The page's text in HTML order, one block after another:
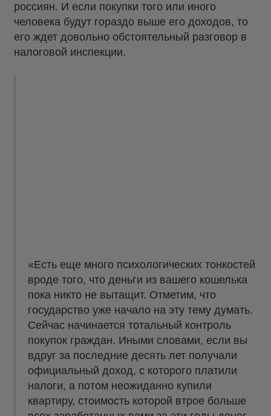
россиян. И если покупки того или иного
человека будут гораздо выше его доходов, то
его ждет довольно обстоятельный разговор в
налоговой инспекции.
«Есть еще много психологических тонкостей
вроде того, что деньги из вашего кошелька
пока никто не вытащит. Отметим, что
государство уже начало на эту тему думать.
Сейчас начинается тотальный контроль
покупок граждан. Иными словами, если вы
вдруг за последние десять лет получали
официальный доход, с которого платили
налоги, а потом неожиданно купили
квартиру, стоимость которой втрое больше